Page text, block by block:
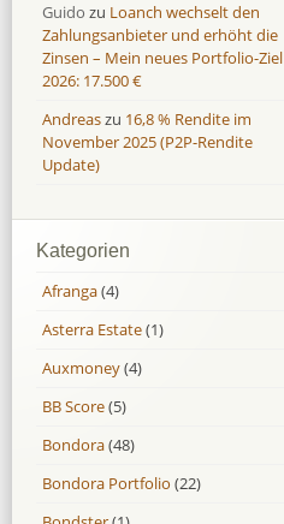
Guido zu Loanch wechselt den
Zahlungsanbieter und erhöht die
Zinsen – Mein neues Portfolio-Ziel
2026: 17.500 €
Andreaszu 16,8 % Rendite im
November 2025 (P2P-Rendite
Update)
Kategorien
Afranga(4)
Asterra Estate(1)
Auxmoney(4)
BB Score(5)
Bondora(48)
Bondora Portfolio (22)